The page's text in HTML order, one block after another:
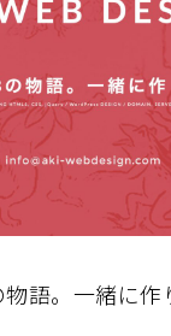
語。一緒に作